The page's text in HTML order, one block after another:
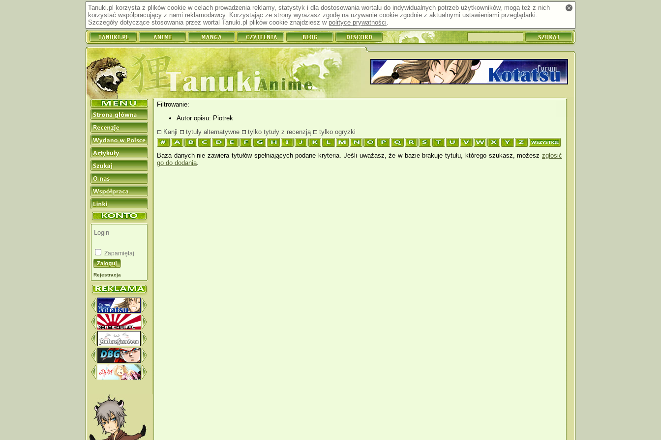
Tanuki.pl korzysta z plików cookie w celach prowadzenia reklamy, statystyk i dla dostosowania wortalu do indywidualnych potrzeb użytkowników, mogą też z nich
korzystać współpracujący z nami reklamodawcy. Korzystając ze strony wyrażasz zgodę na używanie cookie zgodnie z aktualnymi ustawieniami przeglądarki.
Szczegóły dotyczące stosowania przez wortal Tanuki.pl plików cookie znajdziesz w polityce prywatności.
Zapamiętaj
Rejestracja
Filtrowanie:
Autor opisu: Piotrek
Kanji
tytuły alternatywne tylko tytuły z recenzją tylko ogryzki
Baza danych nie zawiera tytułów spełniających podane kryteria. Jeśli uważasz, że w bazie brakuje tytułu, którego szukasz, możesz zgłosić
go do dodania.